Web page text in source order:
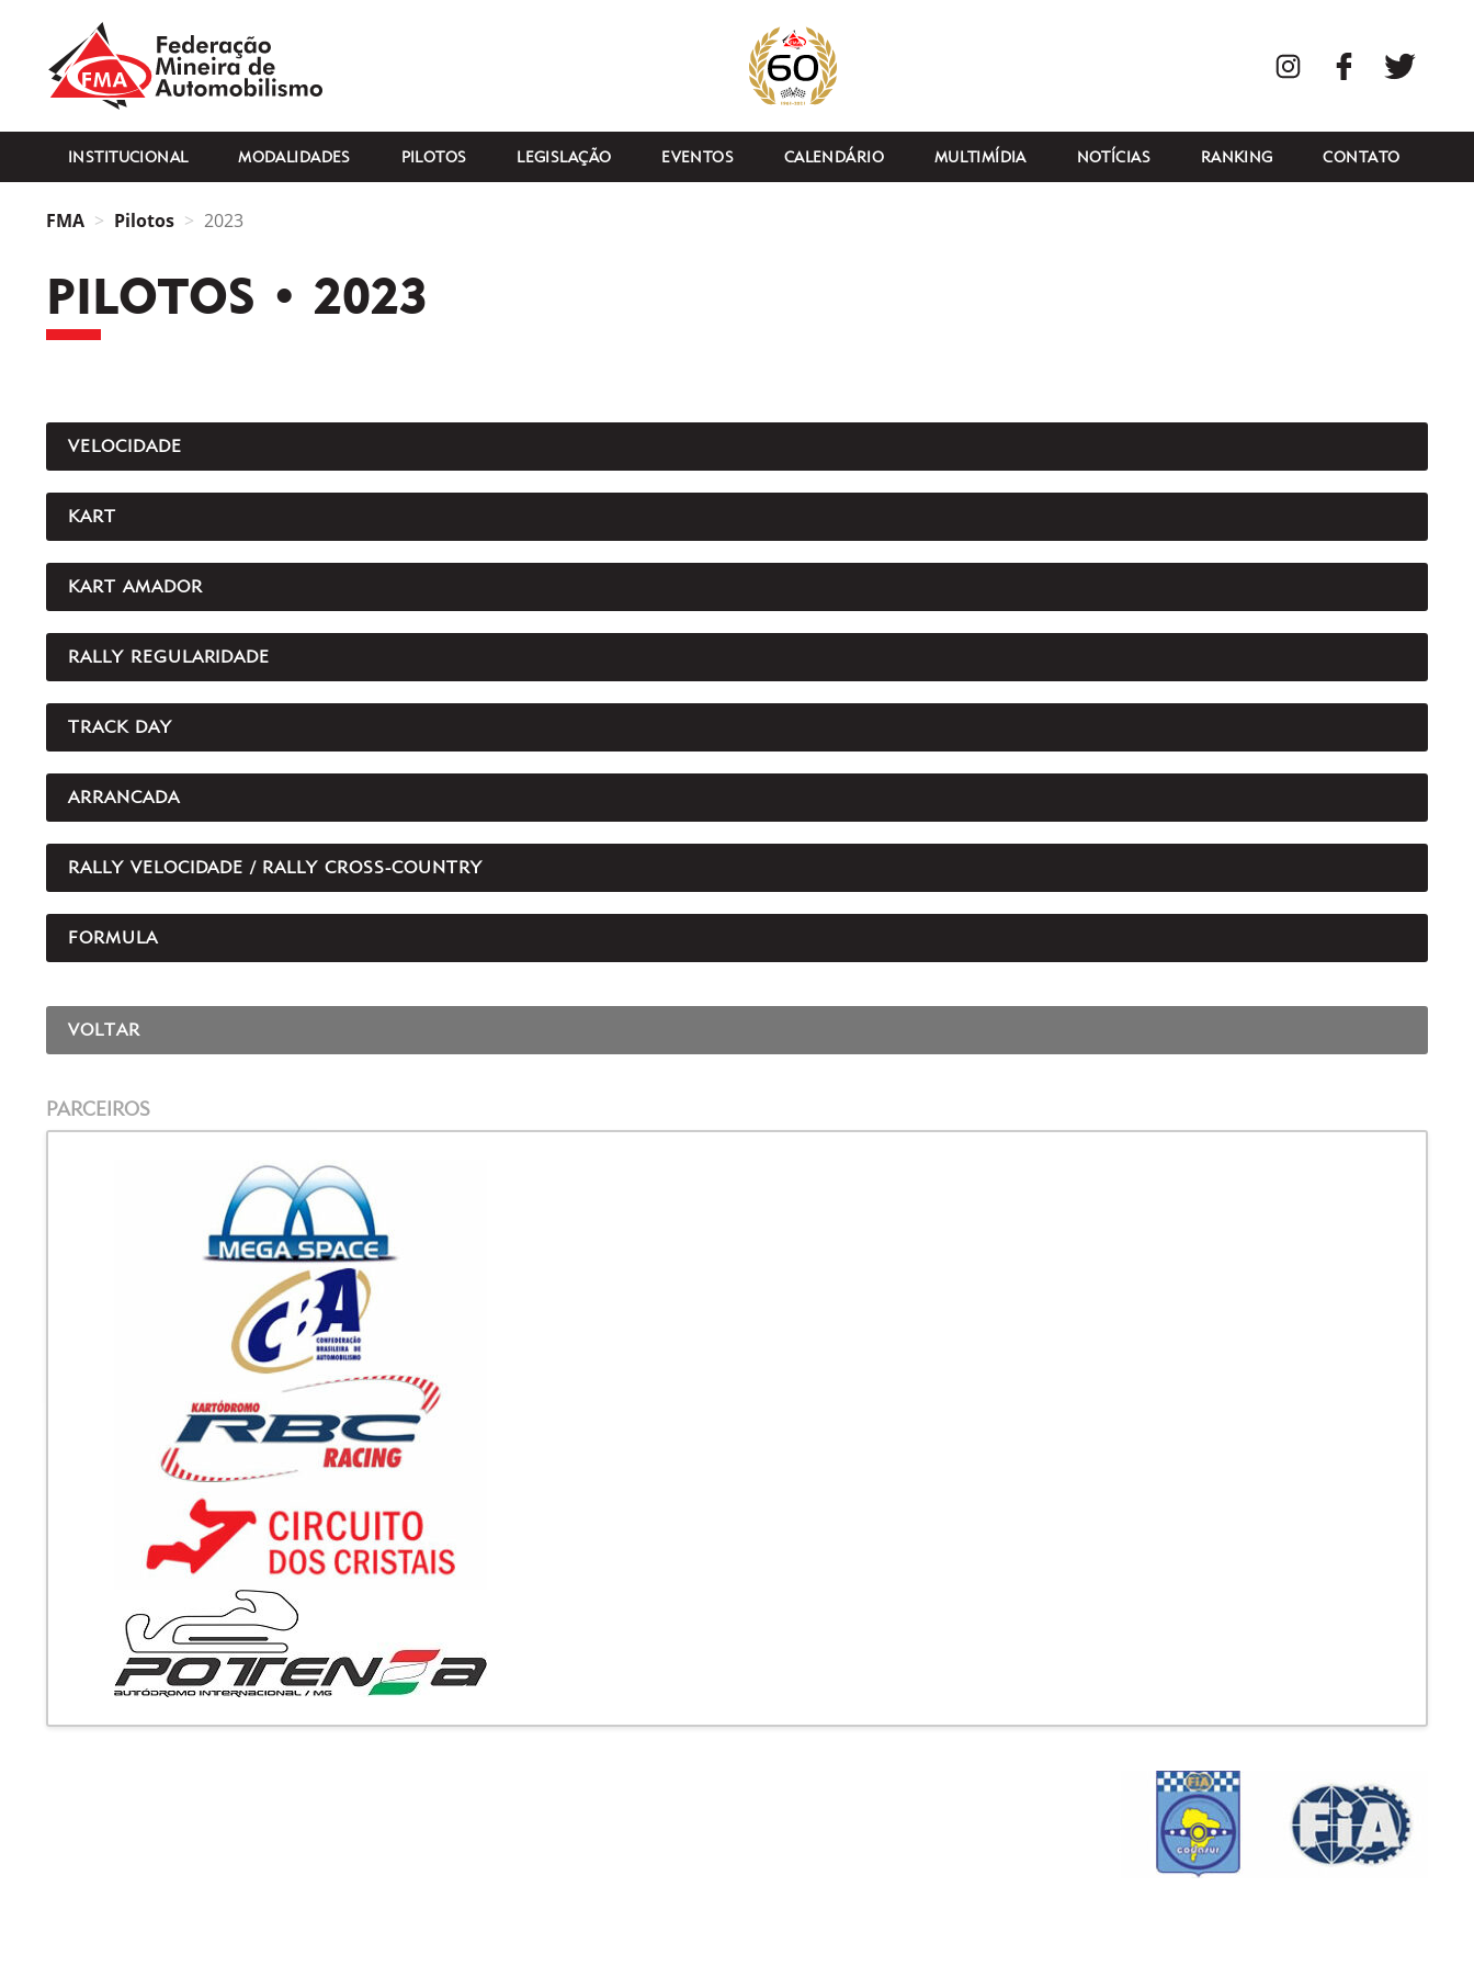
InstagramFacebook
INSTITUCIONAL MODALIDADES PILOTOS LEGISLAÇÃO EVENTOS CALENDÁRIO MULTIMÍDIA NOTÍCIAS RANKING CONTATO
FMA Pilotos 2023
PILOTOS • 2023
VELOCIDADE
KART
KART AMADOR
RALLY REGULARIDADE
TRACK DAY
ARRANCADA
RALLY VELOCIDADE / RALLY CROSS-COUNTRY
FORMULA
VOLTAR
PARCEIROS